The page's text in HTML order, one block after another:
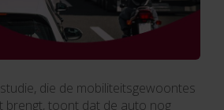
die de mobiliteitsgewoontes
brengt, toont dat de auto nog